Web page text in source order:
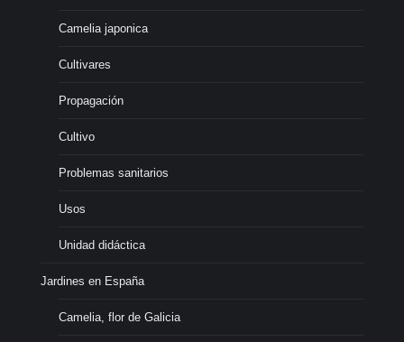
Camelia japonica
Cultivares
Propagación
Cultivo
Problemas sanitarios
Usos
Unidad didáctica
Jardines en España
Camelia, flor de Galicia